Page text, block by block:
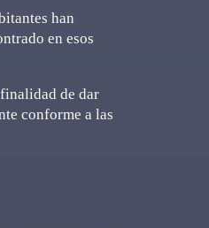
han
en esos
de dar
conforme a las